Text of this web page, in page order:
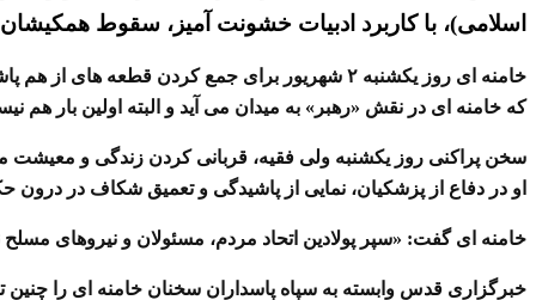
اسلامی)، با کاربرد ادبیات خشونت آمیز، سقوط
خامنه ای روز یکشنبه ۲ شهریور برای جمع کردن
که خامنه ای در نقش «رهبر» به میدان می آید و البته اولین بار هم
سخن پراکنی روز یکشنبه ولی فقیه، قربانی کردن زندگی و معیشت
او در دفاع از پزشکیان، نمایی از پاشیدگی و تعمیق شکاف در
خامنه ای گفت: «سپر پولادین اتحاد مردم، مسئولان و نیروهای
خبرگزاری قدس وابسته به سپاه پاسداران سخنان خامنه ای را چنین